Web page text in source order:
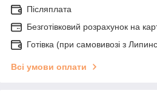
Післяплата
Безготівковий розрахунок на
Готівка (при самовивозі з
Всі умови оплати